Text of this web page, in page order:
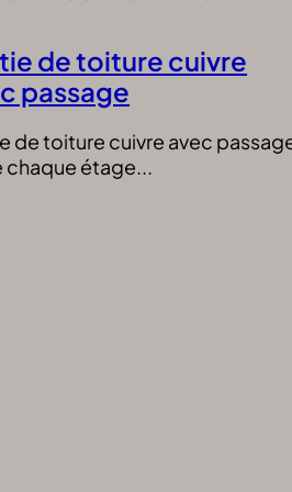
de toiture cuivre
passage
de toiture cuivre avec
chaque étage...
cookie